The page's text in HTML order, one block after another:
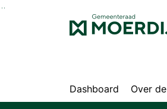
Ga naar de inhoud van deze pagina
Dashboard Over